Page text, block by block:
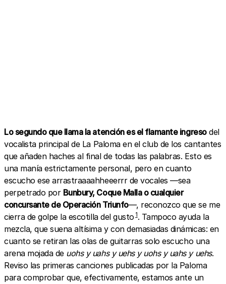
Lo segundo que llama la atención es el flamante ingresodel
vocalista principal de La Paloma en el club de los cantantes
que añaden haches al final de todas las palabras. Esto es
una manía estrictamente personal, pero en cuanto
escucho ese arrastraaaahheeerrr de vocales —sea
perpetrado por Bunbury, Coque Malla o cualquier
concursante de Operación Triunfo—, reconozco que se me
cierra de golpe la escotilla del gusto 1. Tampoco ayuda la
mezcla, que suena altísima y con demasiadas dinámicas: en
cuanto se retiran las olas de guitarras solo escucho una
arena mojada de uohs y uahs y uehs y uohs y uahs y uehs.
Reviso las primeras canciones publicadas por la Paloma
para comprobar que, efectivamente, estamos ante un